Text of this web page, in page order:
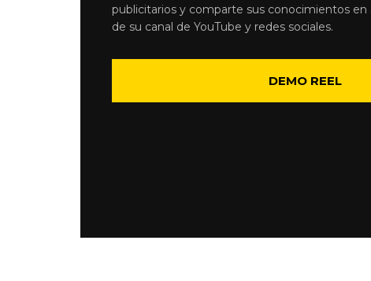
publicitarios y comparte sus conocimientos en
de su canal de YouTube y redes sociales.
DEMO REEL